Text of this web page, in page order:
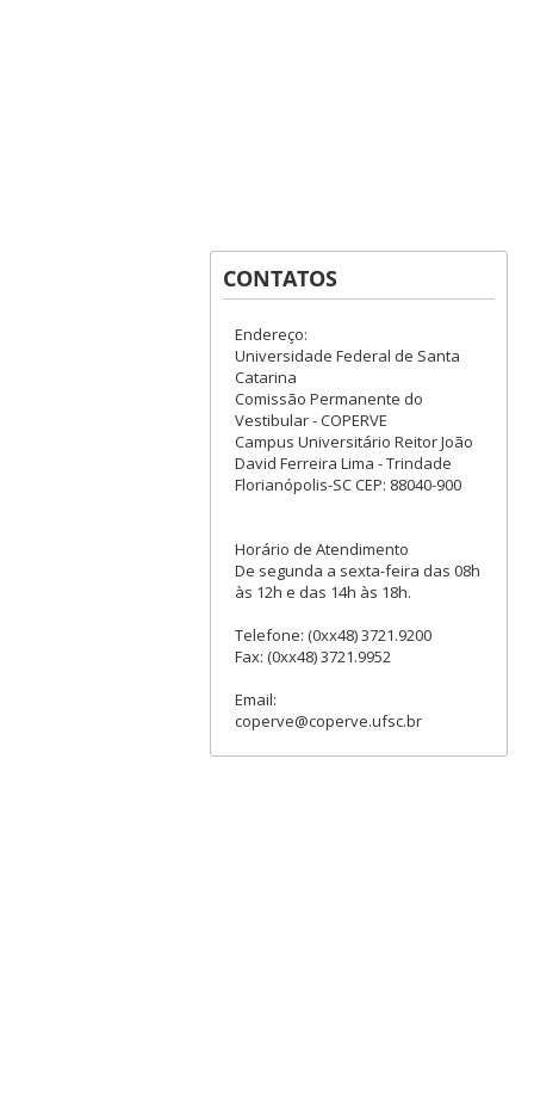
CONTATOS
Endereço:
Universidade Federal de Santa
Catarina
Comissão Permanente do
Vestibular - COPERVE
Campus Universitário Reitor João
David Ferreira Lima - Trindade
Florianópolis-SC CEP: 88040-900
Horário de Atendimento
De segunda a sexta-feira das 08h
às 12h e das 14h às 18h.
Telefone: (0xx48) 3721.9200
Fax: (0xx48) 3721.9952
Email:
coperve@coperve.ufsc.br